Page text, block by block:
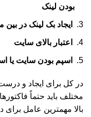
بودن لینک
ایجاد بک لینک در
اعتبار بالای سایت
اسپم بودن سایت یا
در کل برای ایجاد و
مختلف باید حتماً
بالا مهمترین عامل